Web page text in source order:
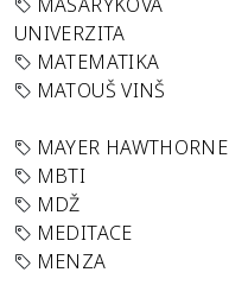
UNIVERZITA
MATEMATIKA
MATOUŠ VINŠ
MAYER HAWTHORNE
MBTI
MDŽ
MEDITACE
MENZA